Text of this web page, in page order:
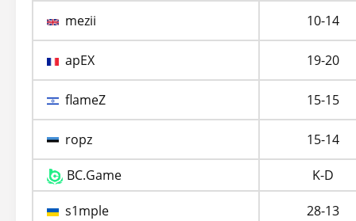
mezii 10-14
apEX 19-20
flameZ 15-15
ropz 15-14
BC.Game K-D
s1mple 28-13